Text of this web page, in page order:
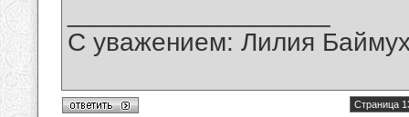
С уважением: Лилия
Страница